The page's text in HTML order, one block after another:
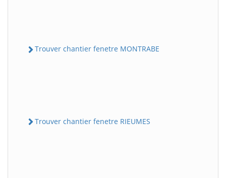
Trouver chantier fenetre MONTRABE
Trouver chantier fenetre RIEUMES